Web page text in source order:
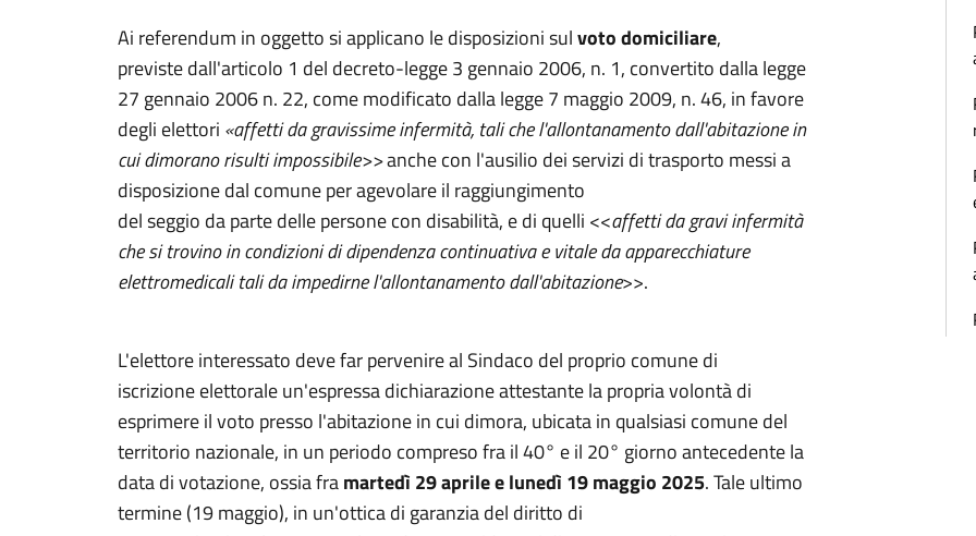
Ai referendum in oggetto si applicano le disposizioni sulvoto domiciliare,
previste dall'articolo 1 del decreto-legge 3 gennaio 2006, n. 1, convertito dalla legge
27 gennaio 2006 n. 22, come modificato dalla legge 7 maggio 2009, n. 46, in favore
degli elettori «affetti da gravissime infermità, tali che l'allontanamento dall'abitazione in
cui dimorano risulti impossibile>>anche con l'ausilio dei servizi di trasporto messi a
disposizione dal comune per agevolare il raggiungimento
del seggio da parte delle persone con disabilità, e di quelli <<affetti da gravi infermità
che si trovino in condizioni di dipendenza continuativa e vitale da apparecchiature
elettromedicali tali da impedirne l'allontanamento dall'abitazione>>.
L'elettore interessato deve far pervenire al Sindaco del proprio comune di
iscrizione elettorale un'espressa dichiarazione attestante la propria volontà di
esprimere il voto presso l'abitazione in cui dimora, ubicata in qualsiasi comune del
territorio nazionale, in un periodo compreso fra il 40° e il 20° giorno antecedente la
data di votazione, ossia framartedì 29 aprile e lunedì 19 maggio 2025. Tale ultimo
termine (19 maggio), in un'ottica di garanzia del diritto di